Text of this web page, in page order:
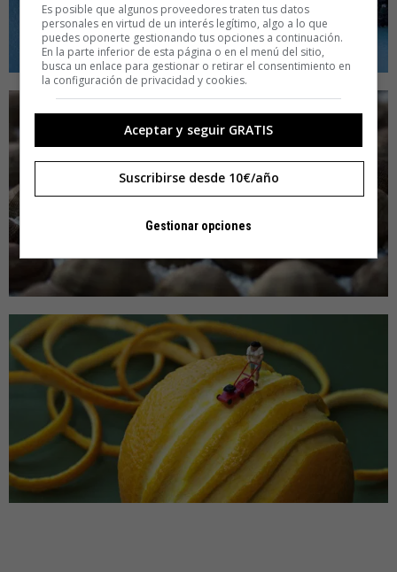
Es posible que algunos proveedores traten tus datos
personales en virtud de un interés legítimo, algo a lo que
puedes oponerte gestionando tus opciones a continuación.
En la parte inferior de esta página o en el menú del sitio,
busca un enlace para gestionar o retirar el consentimiento en
la configuración de privacidad y cookies.
Aceptar y seguir GRATIS
Suscribirse desde 10€/año
Gestionar opciones